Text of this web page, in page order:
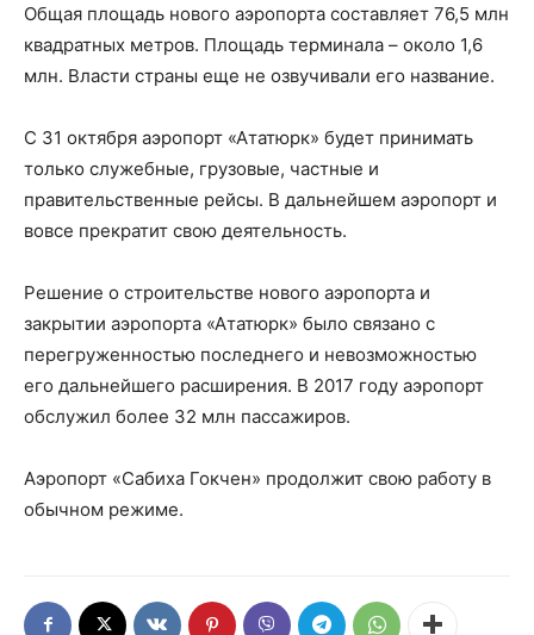
Общая площадь нового аэропорта составляет 76,5 млн
квадратных метров. Площадь терминала – около 1,6
млн. Власти страны еще не озвучивали его название.
С 31 октября аэропорт «Ататюрк» будет принимать
только служебные, грузовые, частные и
правительственные рейсы. В дальнейшем аэропорт и
вовсе прекратит свою деятельность.
Решение о строительстве нового аэропорта и
закрытии аэропорта «Ататюрк» было связано с
перегруженностью последнего и невозможностью
его дальнейшего расширения. В 2017 году аэропорт
обслужил более 32 млн пассажиров.
Аэропорт «Сабиха Гокчен» продолжит свою работу в
обычном режиме.